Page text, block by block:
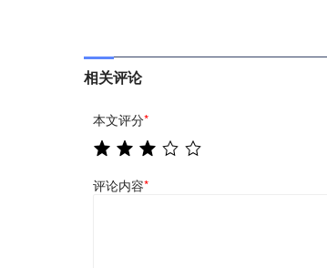
相关评论
本文评分*
评论内容*